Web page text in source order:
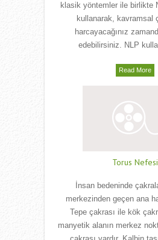
klasik yöntemler ile birlikte
kullanarak, kavramsal
harcayacağınız
edebilirsiniz. NLP
Read More
Torus Nefesi
İnsan bedeninde
merkezinden geçen ana
Tepe çakrası ile kök
manyetik alanın merkez